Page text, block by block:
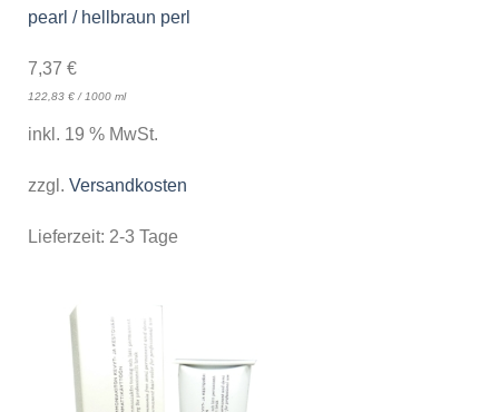
pearl / hellbraun perl
7,37 €
122,83 €/ 1000 ml
inkl. 19 % MwSt.
zzgl. Versandkosten
Lieferzeit: 2-3 Tage